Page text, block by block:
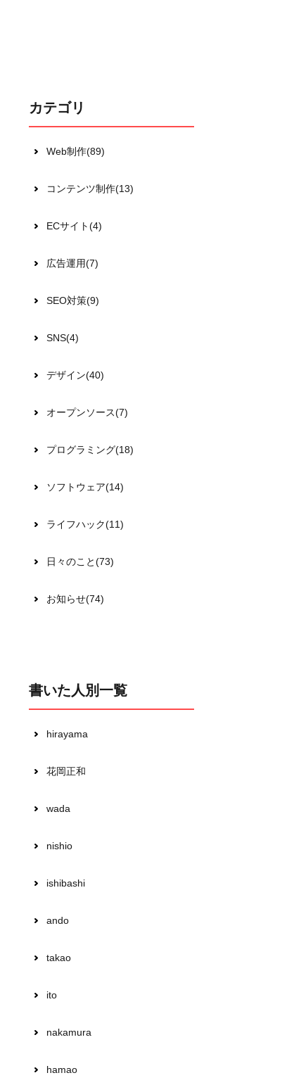
カテゴリ
Web制作(89)
コンテンツ制作(13)
ECサイト(4)
広告運用(7)
SEO対策(9)
SNS(4)
デザイン(40)
オープンソース(7)
プログラミング(18)
ソフトウェア(14)
ライフハック(11)
日々のこと(73)
お知らせ(74)
書いた人別一覧
hirayama
花岡正和
wada
nishio
ishibashi
ando
takao
ito
nakamura
hamao